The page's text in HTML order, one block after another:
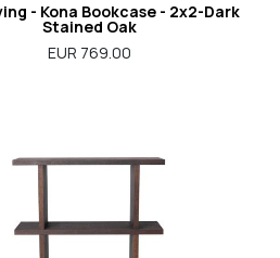
- Kona Bookcase - 2x2-Dark
Stained Oak
EUR 769.00